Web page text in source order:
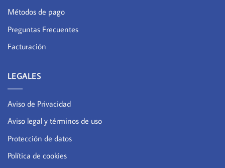
Métodos de pago
Preguntas Frecuentes
Facturación
LEGALES
Aviso de Privacidad
Aviso legal y términos de uso
Protección de datos
Política de cookies